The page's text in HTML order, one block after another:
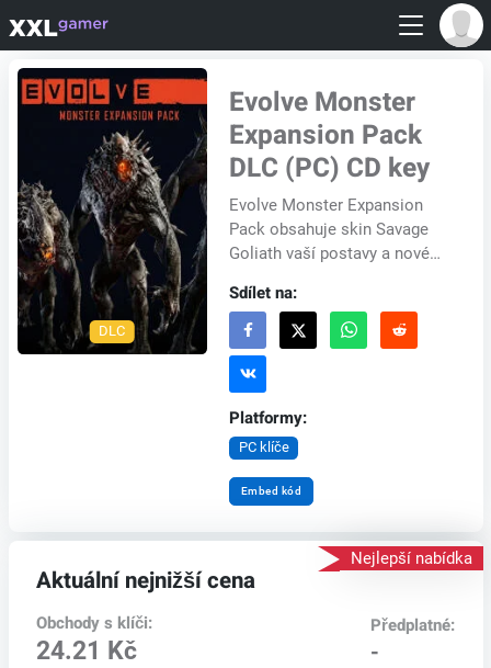
DLC
Evolve Monster
Expansion Pack
DLC (PC) CD key
Evolve Monster Expansion
Pack obsahuje skin Savage
Goliath vaší postavy a nové
multiplayerová kooperativní
střílečka nové generace...
Sdílet na:
Platformy:
PC klíče
Embed kód
Nejlepší nabídka
Aktuální nejnižší cena
Obchody s klíči:
24.21 Kč
Předplatné:
-